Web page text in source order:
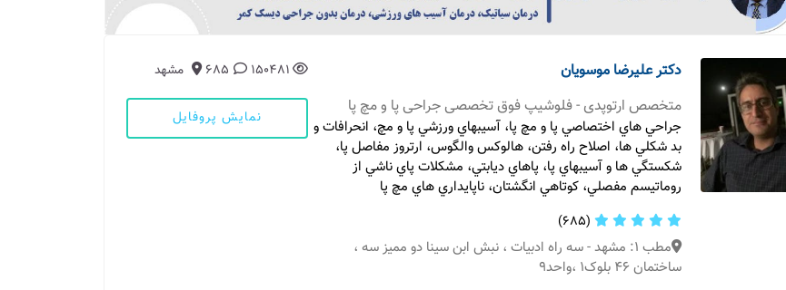
دکتر علیرضا موسویان
متخصص ارتوپدی - فلوشیپ فوق تخصصی جراحی پا و مچ پا
جراحي هاي اختصاصي پا و مچ پا، آسيبهاي ورزشي پا و مچ، انحرافات و
بد شكلي ها، اصلاح راه رفتن، هالوكس والگوس، ارتروز مفاصل پا،
شكستگي ها و آسيبهاي پا، پاهاي ديابتي، مشكلات پاي ناشي از
روماتيسم مفصلي، كوتاهي انگشتان، ناپايداري هاي مچ پا
(685)
مطب 1: مشهد - سه راه ادبیات ، نبش ابن سینا دو ممیز سه ،
ساختمان 46 بلوک1 ،واحد9
150481
685 مشهد
نمایش پروفایل